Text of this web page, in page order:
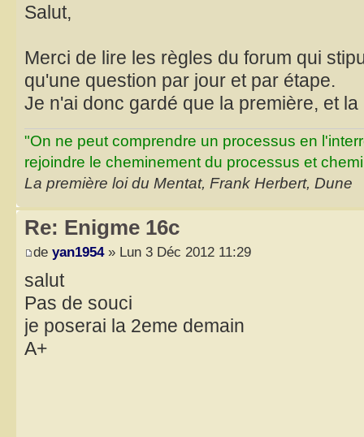
Salut,
Merci de lire les règles du forum qui
qu'une question par jour et par étape.
Je n'ai donc gardé que la première, et
"On ne peut comprendre un processus en
rejoindre le cheminement du processus et
La première loi du Mentat, Frank Herbert, Dune
Re: Enigme 16c
de yan1954» Lun 3 Déc 2012 11:29
salut
Pas de souci
je poserai la 2eme demain
A+